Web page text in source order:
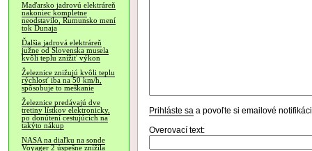
Maďarsko jadrovú elektráreň
nakoniec kompletne
neodstavilo, Rumunsko mení
tok Dunaja
Ďalšia jadrová elektráreň
južne od Slovenska musela
kvôli teplu znížiť výkon
Železnice znižujú kvôli teplu
rýchlosť iba na 50 km/h,
spôsobuje to meškanie
Železnice predávajú dve
tretiny lístkov elektronicky,
po donútení cestujúcich na
takýto nákup
NASA na diaľku na sonde
Voyager 2 úspešne znížila
Prihláste sa a povoľte si emailové
Overovací text: